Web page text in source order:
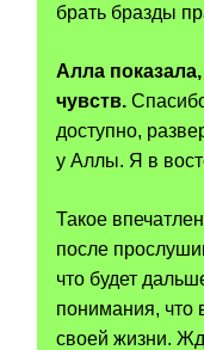
брать бразды
Алла
чувств.
доступно,
у Аллы. Я в
Такое
после
что будет
понимания, что
своей жизни.